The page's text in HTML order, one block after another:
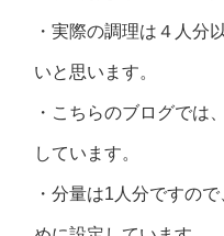
・実際の調理は４人分
いと思います。
・こちらのブログでは
しています。
・分量は1人分ですの